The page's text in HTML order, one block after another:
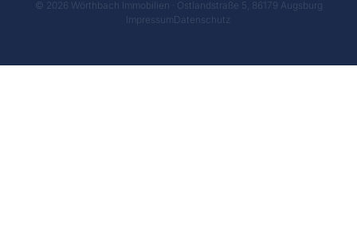
© 2026 Wörthbach Immobilien · Ostlandstraße 5, 86179 Augsburg
ImpressumDatenschutz